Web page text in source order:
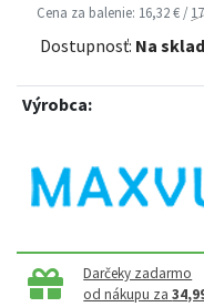
Cena za balenie: 16,32 € /
Dostupnosť: Na
Výrobca:
Darčeky zadarmo
od nákupu za